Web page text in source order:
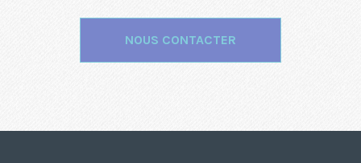
NOUS CONTACTER